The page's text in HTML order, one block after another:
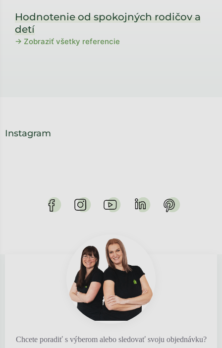
Hodnotenie od spokojných rodičov a
detí
→ Zobraziť všetky referencie
Instagram
Chcete poradiť s výberom alebo sledovať svoju objednávku?